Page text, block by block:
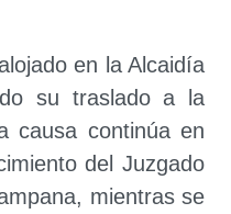
en la Alcaidía
su traslado a la
causa continúa en
del Juzgado
mientras se